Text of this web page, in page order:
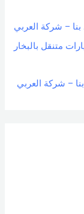
متنقل بالبخار